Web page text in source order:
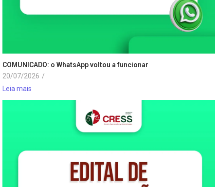
COMUNICADO: o WhatsApp voltou a funcionar
20/07/2026 /
Leia mais